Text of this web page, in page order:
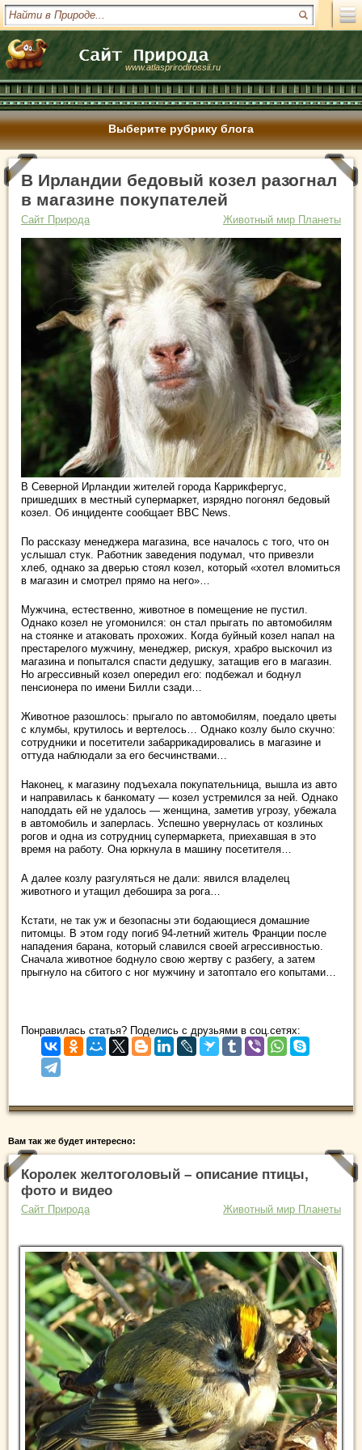
www.atlasprirodirossii.ru
Выберите рубрику блога
В Ирландии бедовый козел разогнал
в магазине покупателей
Сайт Природа Животный мир Планеты
В Северной Ирландии жителей города Каррикфергус,
пришедших в местный супермаркет, изрядно погонял бедовый
козел. Об инциденте сообщает BBC News.
По рассказу менеджера магазина, все началось с того, что он
услышал стук. Работник заведения подумал, что привезли
хлеб, однако за дверью стоял козел, который «хотел вломиться
в магазин и смотрел прямо на него»…
Мужчина, естественно, животное в помещение не пустил.
Однако козел не угомонился: он стал прыгать по автомобилям
на стоянке и атаковать прохожих. Когда буйный козел напал на
престарелого мужчину, менеджер, рискуя, храбро выскочил из
магазина и попытался спасти дедушку, затащив его в магазин.
Но агрессивный козел опередил его: подбежал и боднул
пенсионера по имени Билли сзади…
Животное разошлось: прыгало по автомобилям, поедало цветы
с клумбы, крутилось и вертелось… Однако козлу было скучно:
сотрудники и посетители забаррикадировались в магазине и
оттуда наблюдали за его бесчинствами…
Наконец, к магазину подъехала покупательница, вышла из авто
и направилась к банкомату — козел устремился за ней. Однако
наподдать ей не удалось — женщина, заметив угрозу, убежала
в автомобиль и заперлась. Успешно увернулась от козлиных
рогов и одна из сотрудниц супермаркета, приехавшая в это
время на работу. Она юркнула в машину посетителя…
А далее козлу разгуляться не дали: явился владелец
животного и утащил дебошира за рога…
Кстати, не так уж и безопасны эти бодающиеся домашние
питомцы. В этом году погиб 94-летний житель Франции после
нападения барана, который славился своей агрессивностью.
Сначала животное боднуло свою жертву с разбегу, а затем
прыгнуло на сбитого с ног мужчину и затоптало его копытами…
Понравилась статья? Поделись с друзьями в соц.сетях:
Вам так же будет интересно:
Королек желтоголовый – описание птицы,
фото и видео
Сайт Природа Животный мир Планеты